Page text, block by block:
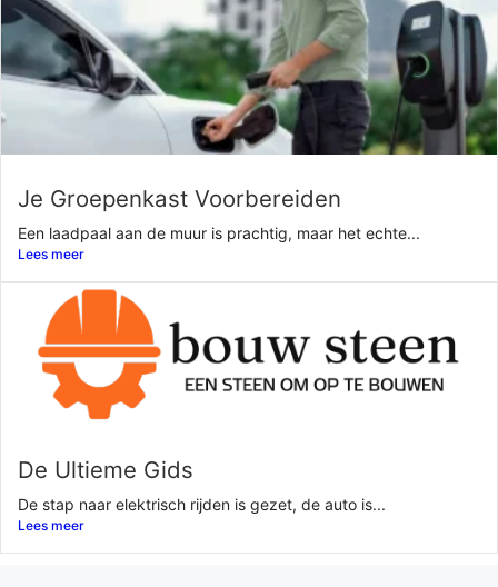
Je Groepenkast Voorbereiden
Een laadpaal aan de muur is prachtig, maar het echte...
Lees meer
De Ultieme Gids
De stap naar elektrisch rijden is gezet, de auto is...
Lees meer